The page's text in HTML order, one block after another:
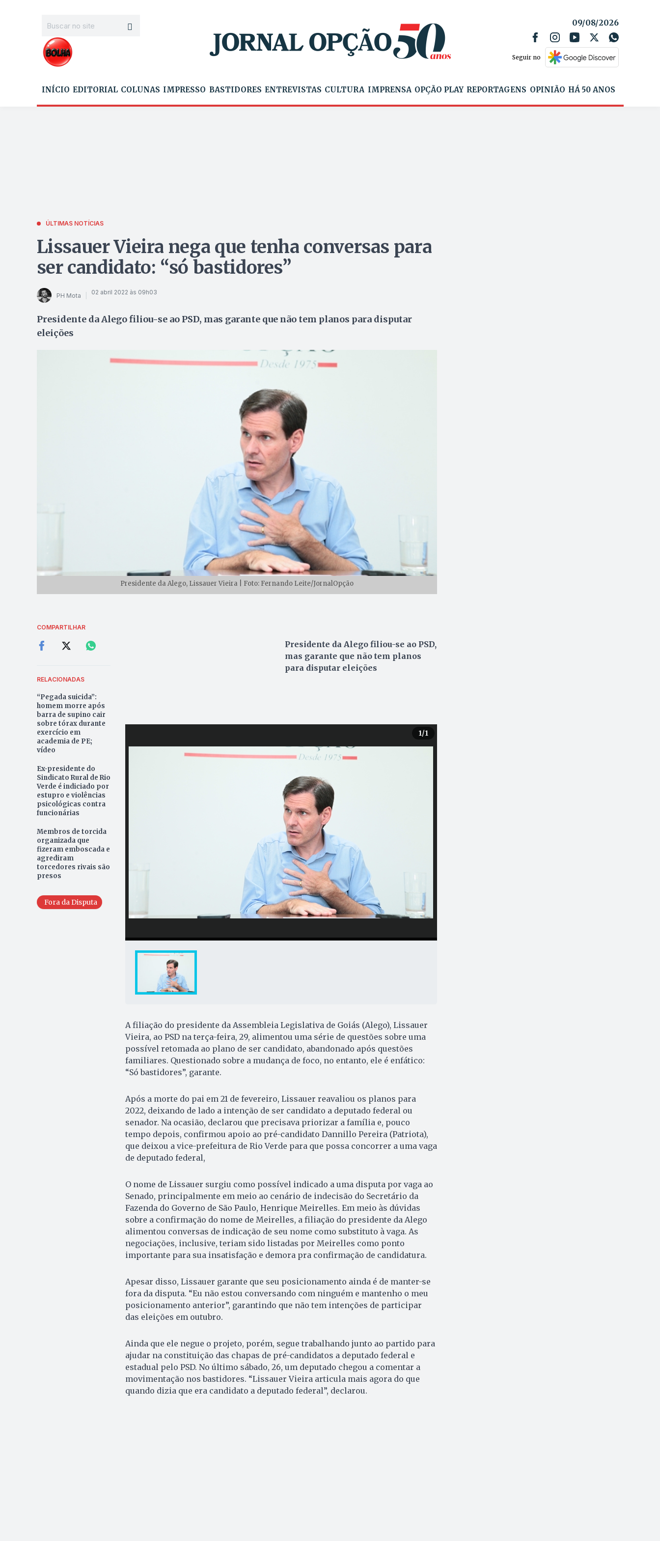
09/08/2026
Seguir no
INÍCIO EDITORIAL COLUNAS IMPRESSO BASTIDORES ENTREVISTAS CULTURA IMPRENSA OPÇÃO PLAY REPORTAGENS OPINIÃO HÁ 50 ANOS
ÚLTIMAS NOTÍCIAS
Lissauer Vieira nega que tenha conversas para
ser candidato: “só bastidores”
PH Mota 02 abril 2022 às 09h03
Presidente da Alego filiou-se ao PSD, mas garante que não tem planos para disputar
eleições
Presidente da Alego, Lissauer Vieira | Foto: Fernando Leite/JornalOpção
COMPARTILHAR
RELACIONADAS
“Pegada suicida”:
homem morre após
barra de supino cair
sobre tórax durante
exercício em
academia de PE;
vídeo
Ex-presidente do
Sindicato Rural de Rio
Verde é indiciado por
estupro e violências
psicológicas contra
funcionárias
Membros de torcida
organizada que
fizeram emboscada e
agrediram
torcedores rivais são
presos
Fora da Disputa
Presidente da Alego filiou-se ao PSD,
mas garante que não tem planos
para disputar eleições
1/1
A filiação do presidente da Assembleia Legislativa de Goiás (Alego), Lissauer
Vieira, ao PSD na terça-feira, 29, alimentou uma série de questões sobre uma
possível retomada ao plano de ser candidato, abandonado após questões
familiares. Questionado sobre a mudança de foco, no entanto, ele é enfático:
“Só bastidores”, garante.
Após a morte do pai em 21 de fevereiro, Lissauer reavaliou os planos para
2022, deixando de lado a intenção de ser candidato a deputado federal ou
senador. Na ocasião, declarou que precisava priorizar a família e, pouco
tempo depois, confirmou apoio ao pré-candidato Dannillo Pereira (Patriota),
que deixou a vice-prefeitura de Rio Verde para que possa concorrer a uma vaga
de deputado federal,
O nome de Lissauer surgiu como possível indicado a uma disputa por vaga ao
Senado, principalmente em meio ao cenário de indecisão do Secretário da
Fazenda do Governo de São Paulo, Henrique Meirelles. Em meio às dúvidas
sobre a confirmação do nome de Meirelles, a filiação do presidente da Alego
alimentou conversas de indicação de seu nome como substituto à vaga. As
negociações, inclusive, teriam sido listadas por Meirelles como ponto
importante para sua insatisfação e demora pra confirmação de candidatura.
Apesar disso, Lissauer garante que seu posicionamento ainda é de manter-se
fora da disputa. “Eu não estou conversando com ninguém e mantenho o meu
posicionamento anterior”, garantindo que não tem intenções de participar
das eleições em outubro.
Ainda que ele negue o projeto, porém, segue trabalhando junto ao partido para
ajudar na constituição das chapas de pré-candidatos a deputado federal e
estadual pelo PSD. No último sábado, 26, um deputado chegou a comentar a
movimentação nos bastidores. “Lissauer Vieira articula mais agora do que
quando dizia que era candidato a deputado federal”, declarou.